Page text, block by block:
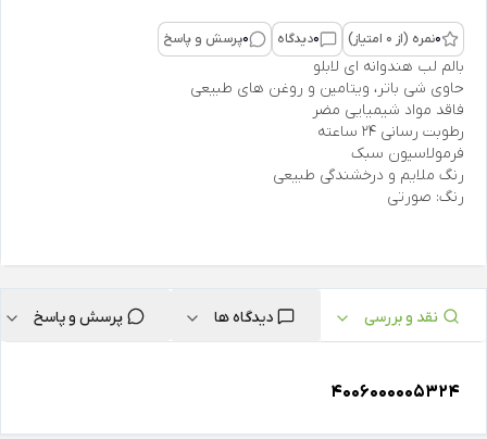
0نمره (از 0 امتیاز) 0دیدگاه 0پرسش و پاسخ
بالم لب هندوانه ای لابلو
حاوی شی باتر، ویتامین و روغن های طبیعی
فاقد مواد شیمیایی مضر
رطوبت رسانی 24 ساعته
فرمولاسیون سبک
رنگ ملایم و درخشندگی طبیعی
رنگ: صورتی
نقد و بررسی دیدگاه ها پرسش و پاسخ
4006000005324